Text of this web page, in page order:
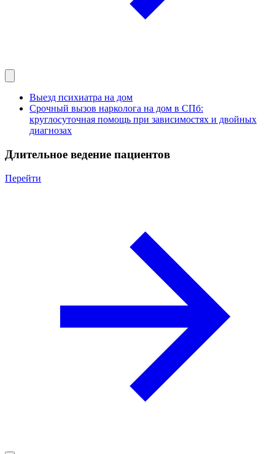
Выезд психиатра на дом
Срочный вызов нарколога на дом в СПб:
круглосуточная помощь при зависимостях и двойных
диагнозах
Длительное ведение пациентов
Перейти